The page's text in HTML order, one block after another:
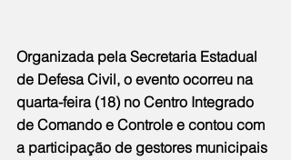
Organizada pela Secretaria Estadual
de Defesa Civil, o evento ocorreu na
quarta-feira (18) no Centro Integrado
de Comando e Controle e contou com
a participação de gestores municipais